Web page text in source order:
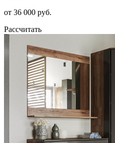
от 36 000 руб.
Рассчитать